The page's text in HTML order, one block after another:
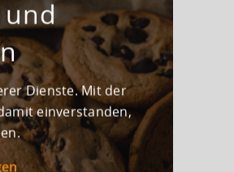
Ihres Anliegens
und den AGB ).
und
Dienste. Mit der
einverstanden,